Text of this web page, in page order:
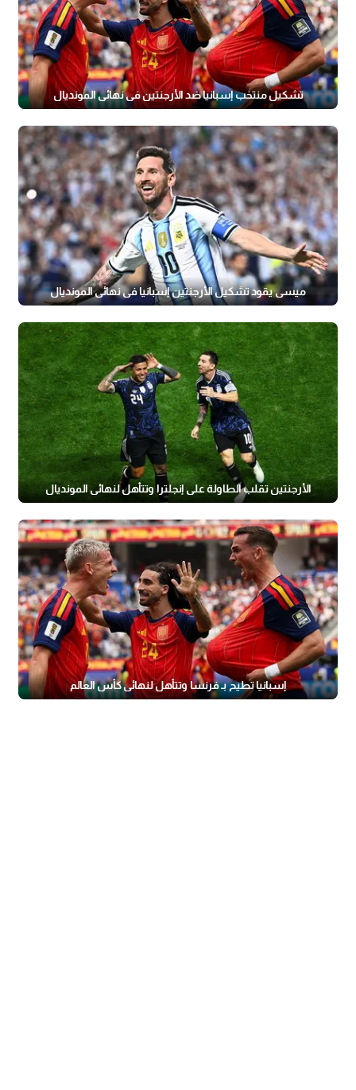
تشكيل منتخب إسبانيا ضد الأرجنتين في نهائي المونديال
ميسي يقود تشكيل الأرجنتين إسبانيا في نهائي المونديال
الأرجنتين تقلب الطاولة على إنجلترا وتتأهل لنهائي المونديال
إسبانيا تطيح بـ فرنسا وتتأهل لنهائي كأس العالم